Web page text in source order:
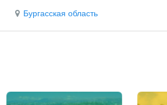
Бургасская область